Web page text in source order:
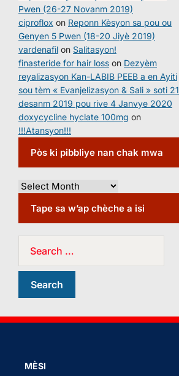
Pwen (26-27 Novanm 2019)
ciproflox on Reponn Kèsyon sa pou ou
Genyen 5 Pwen (18-20 Jiyè 2019)
vardenafil on Salitasyon!
finasteride for hair loss on Dezyèm
reyalizasyon Kan-LABIB PEEB a en Ayiti
sou tèm « Evanjelizasyon & Sali » soti 21
desanm 2019 pou rive 4 Janvye 2020
doxycycline hyclate 100mg on
!!!Atansyon!!!
Pòs ki pibbliye nan chak mwa
Tape sa w’ap chèche a isi
MÈSI